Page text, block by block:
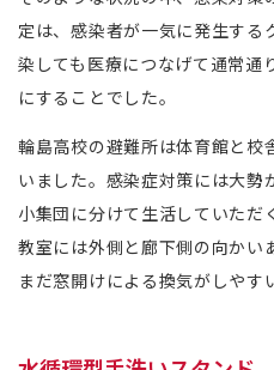
定は、感染者が一気に発生する
染しても医療につなげて通常通
にすることでした。
輪島高校の避難所は体育館と校
いました。感染症対策には大勢
小集団に分けて生活していただ
教室には外側と廊下側の向かい
まだ窓開けによる換気がしやす